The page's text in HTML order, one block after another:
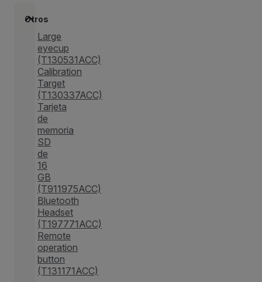
Otros
Large
eyecup
(T130531ACC)
Calibration
Target
(T130337ACC)
Tarjeta
de
memoria
SD
de
16
GB
(T911975ACC)
Bluetooth
Headset
(T197771ACC)
Remote
operation
button
(T131171ACC)